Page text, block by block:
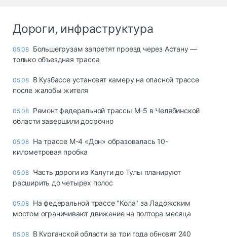
Дороги, инфраструктура
05.08 Большегрузам запретят проезд через Астану —
только объездная трасса
05.08 В Кузбассе установят камеру на опасной трассе
после жалобы жителя
05.08 Ремонт федеральной трассы М-5 в Челябинской
области завершили досрочно
05.08 На трассе М-4 «Дон» образовалась 10-
километровая пробка
05.08 Часть дороги из Калуги до Тулы планируют
расширить до четырех полос
05.08 На федеральной трассе "Кола" за Ладожским
мостом ограничивают движение на полтора месяца
05.08 В Курганской области за три года обновят 240